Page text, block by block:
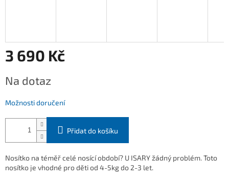
3 690 Kč
cena:
Na dotaz
Možnosti doručení
Přidat do košíku
Nosítko na téměř celé nosící období? U ISARY žádný problém. Toto
nosítko je vhodné pro děti od 4-5kg do 2-3 let.